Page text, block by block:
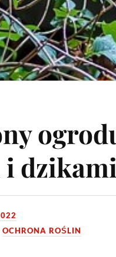
i dzikami
OCHRONA ROŚLIN